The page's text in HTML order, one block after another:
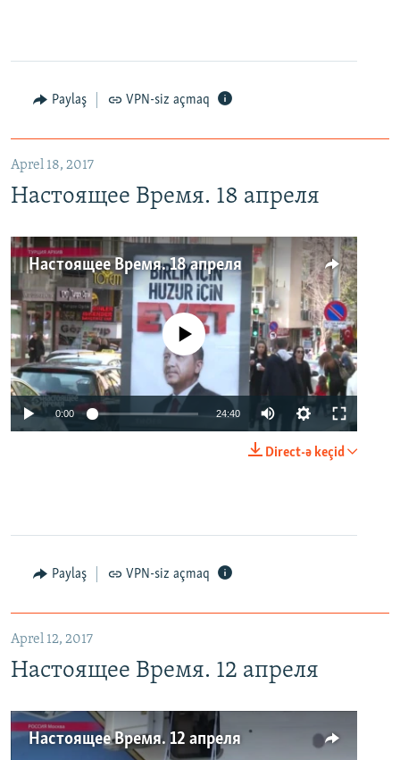
Paylaş VPN-siz açmaq
Aprel 18, 2017
Настоящее Время. 18 апреля
Настоящее Время. 18 апреля
No media source currently available
0:00 24:40
Direct-ə keçid
Paylaş VPN-siz açmaq
Aprel 12, 2017
Настоящее Время. 12 апреля
Настоящее Время. 12 апреля